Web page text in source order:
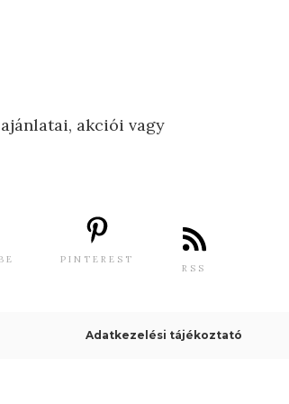
akciói vagy
PINTEREST
RSS
Adatkezelési tájékoztató